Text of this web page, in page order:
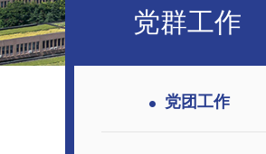
党群工作
党团工作